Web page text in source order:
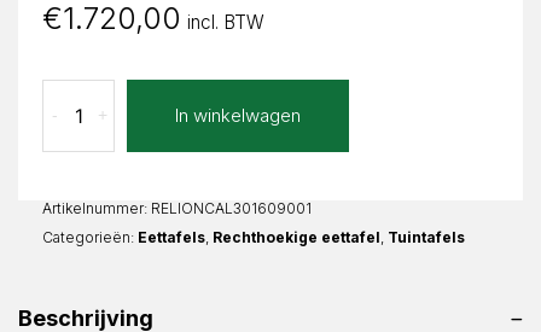
€1.720,00 incl. BTW
Liona
Recht
+
- In winkelwagen
Artikelnummer: RELIONCAL301609001
Categorieën: Eettafels Rechthoekige eettafel Tuintafels
Beschrijving